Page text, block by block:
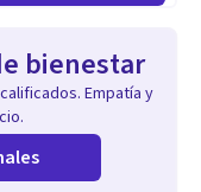
bienestar
Empatía y